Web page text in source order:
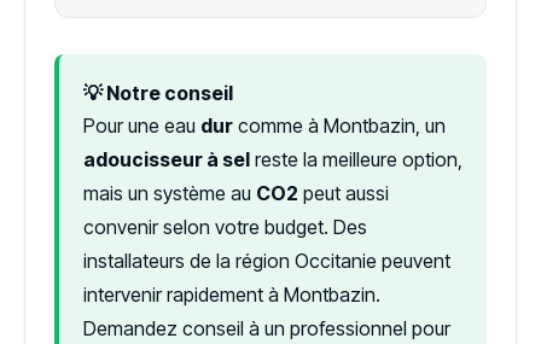
💡 Notre conseil
Pour une eau dur comme à Montbazin, un
adoucisseur à sel reste la meilleure option,
mais un système au CO2 peut aussi
convenir selon votre budget. Des
installateurs de la région Occitanie peuvent
intervenir rapidement à Montbazin.
Demandez conseil à un professionnel pour